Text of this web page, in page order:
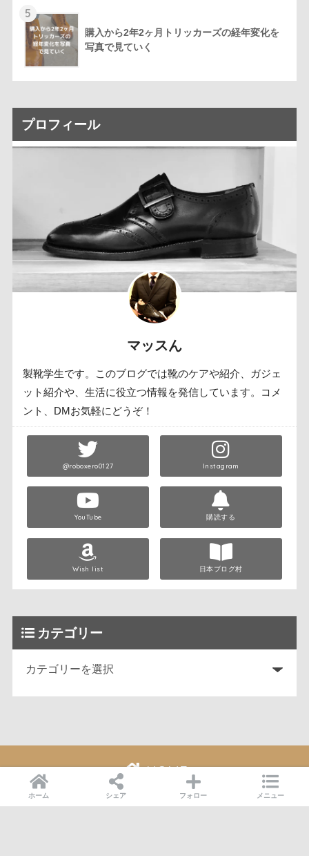
5
購入から2年2ヶ月トリッカーズの経年変化を
写真で見ていく
プロフィール
マッスん
製靴学生です。このブログでは靴のケアや紹介、ガジェ
ット紹介や、生活に役立つ情報を発信しています。コメ
ント、DMお気軽にどうぞ！
@roboxero0127 Instagram
YouTube 購読する
Wish list 日本ブログ村
カテゴリー
HOME
お問い合わせ プライバシーポリシー
ホーム シェア フォロー メニュー